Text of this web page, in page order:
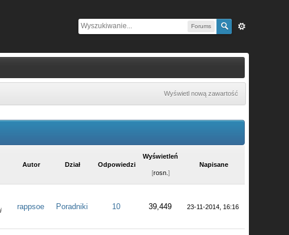
Forums
Wyświetl nową zawartość
Autor Dział Odpowiedzi
Wyświetleń
[rosn. ]
Napisane
rappsoe Poradniki 10 39,449 23-11-2014, 16:16